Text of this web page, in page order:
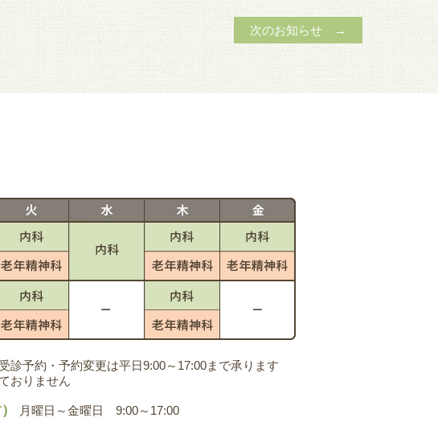
次のお知らせ →
診予約・予約変更は平日9:00～17:00まで承ります
おりません
月曜日～金曜日 9:00～17:00